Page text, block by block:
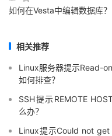
如何在Vesta中编辑数据库？
相关推荐
Linux服务器提示Read-
如何排查？
SSH提示REMOTE
么办？
Linux提示Could not